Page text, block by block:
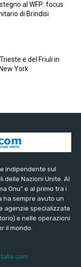
al WFP: focus
di Brindisi
e del Friuli in
York
indipendente sul
delle Nazioni Unite. Al
Onu” e al primo tra i
ha sempre avuto un
agenzie specializzate
e nelle operazioni
il mondo.